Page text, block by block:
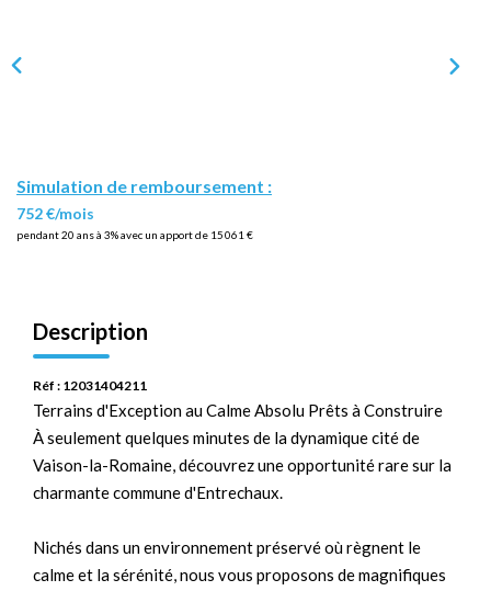
Simulation de remboursement :
752 €/mois
pendant 20 ans à 3% avec un apport de 15 061 €
Description
Réf : 12031404211
Terrains d'Exception au Calme Absolu Prêts à Construire
À seulement quelques minutes de la dynamique cité de
Vaison-la-Romaine, découvrez une opportunité rare sur la
charmante commune d'Entrechaux.
Nichés dans un environnement préservé où règnent le
calme et la sérénité, nous vous proposons de magnifiques